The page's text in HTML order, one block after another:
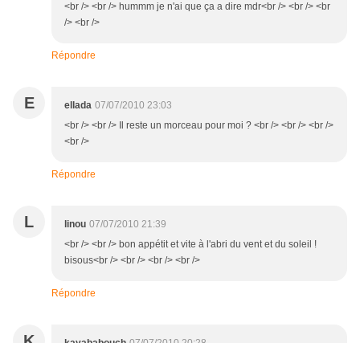
<br /> <br /> hummm je n'ai que ça a dire mdr<br /> <br /> <br
/> <br />
Répondre
E ellada 07/07/2010 23:03
<br /> <br /> Il reste un morceau pour moi ? <br /> <br /> <br />
<br />
Répondre
L linou 07/07/2010 21:39
<br /> <br /> bon appétit et vite à l'abri du vent et du soleil !
bisous<br /> <br /> <br /> <br />
Répondre